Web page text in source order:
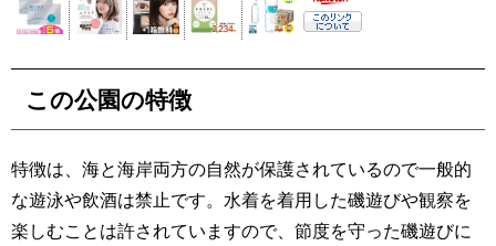
この公園の特徴
特徴は、海と海岸両方の自然が保護されているので一般的
な遊泳や飲酒は禁止です。水着を着用した磯遊びや観察を
楽しむことは許されていますので、節度を守った磯遊びに